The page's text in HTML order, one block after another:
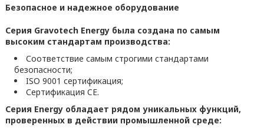
Безопасное и надежное оборудование
Серия Gravotech Energy была создана по самым
высоким стандартам производства:
Соответствие самым строгими стандартами
безопасности;
ISO 9001 сертификация;
Сертификация CE.
Серия Energy обладает рядом уникальных функций,
проверенных в действии промышленной среде: